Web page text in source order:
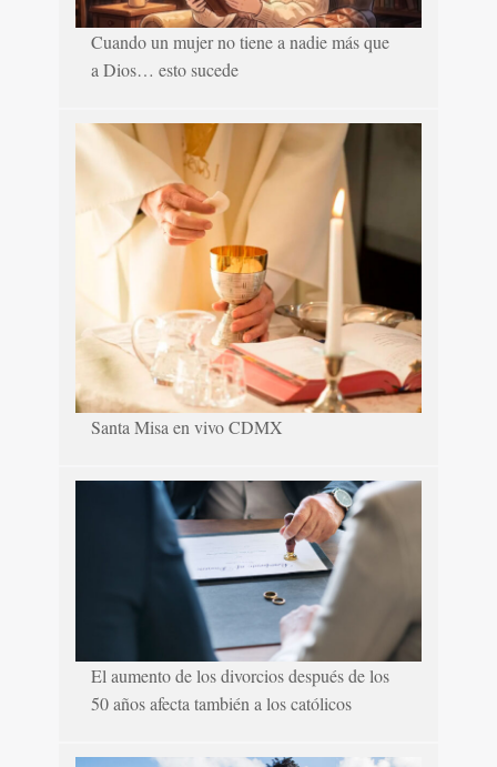
Cuando un mujer no tiene a nadie más que
a Dios… esto sucede
Santa Misa en vivo CDMX
El aumento de los divorcios después de los
50 años afecta también a los católicos